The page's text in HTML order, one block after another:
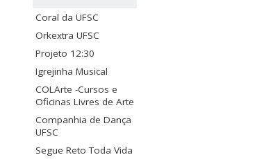
Coral da UFSC
Orkextra UFSC
Projeto 12:30
Igrejinha Musical
COLArte -Cursos e
Oficinas Livres de Arte
Companhia de Dança
UFSC
Segue Reto Toda Vida